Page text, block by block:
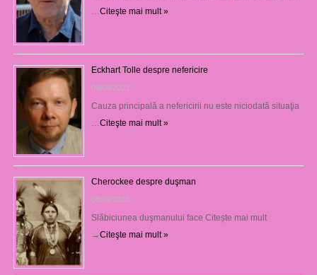
Citeşte mai mult »
Eckhart Tolle despre nefericire
09/09/2023
Cauza principală a nefericirii nu este niciodată situaţia
Citeşte mai mult »
Cherockee despre duşman
08/09/2023
Slăbiciunea duşmanului face Citește mai mult
→Citeşte mai mult »